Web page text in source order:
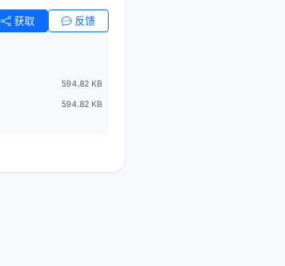
获取 反馈
594.82 KB
594.82 KB